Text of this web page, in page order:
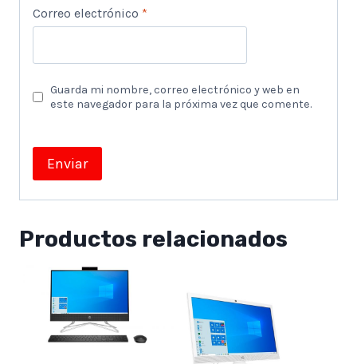
Correo electrónico *
Guarda mi nombre, correo electrónico y web en
este navegador para la próxima vez que comente.
Productos relacionados